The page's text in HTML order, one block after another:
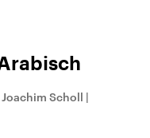
Scholl |